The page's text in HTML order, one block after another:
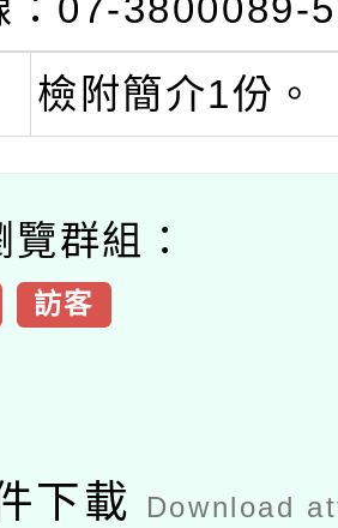
：07-3800089-
檢附簡介1份。
群組：
訪客
下載 Download